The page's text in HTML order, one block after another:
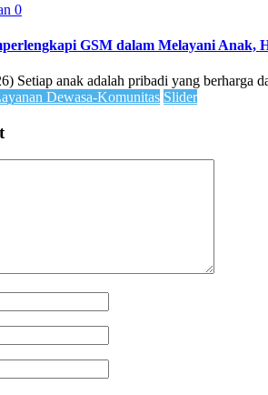
0
GSM dalam Melayani Anak,
Setiap anak adalah pribadi yang berharga
Dewasa-Komunitas Slider